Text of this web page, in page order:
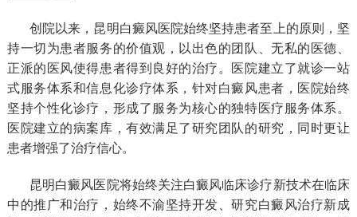
创院以来，昆明白癜风医院始终坚持患者至上的原则，坚
持一切为患者服务的价值观，以出色的团队、无私的医德、
正派的医风使得患者得到良好的治疗。医院建立了就诊一站
式服务体系和信息化诊疗体系，针对白癜风患者，医院始终
坚持个性化诊疗，形成了服务为核心的独特医疗服务体系。
医院建立的病案库，有效满足了研究团队的研究，同时更让
患者增强了治疗信心。
昆明白癜风医院将始终关注白癜风临床诊疗新技术在临床
中的推广和治疗，始终不渝坚持开发、研究白癜风治疗新成